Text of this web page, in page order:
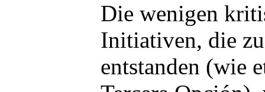
Die wenigen
Initiativen, die
entstanden (wie